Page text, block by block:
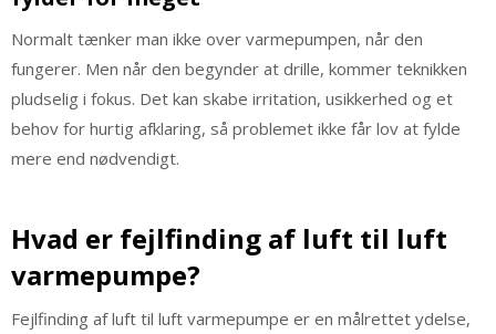
Normalt tænker man ikke over varmepumpen, når den
fungerer. Men når den begynder at drille, kommer teknikken
pludselig i fokus. Det kan skabe irritation, usikkerhed og et
behov for hurtig afklaring, så problemet ikke får lov at fylde
mere end nødvendigt.
Hvad er fejlfinding af luft til luft
varmepumpe?
Fejlfinding af luft til luft varmepumpe er en målrettet ydelse,